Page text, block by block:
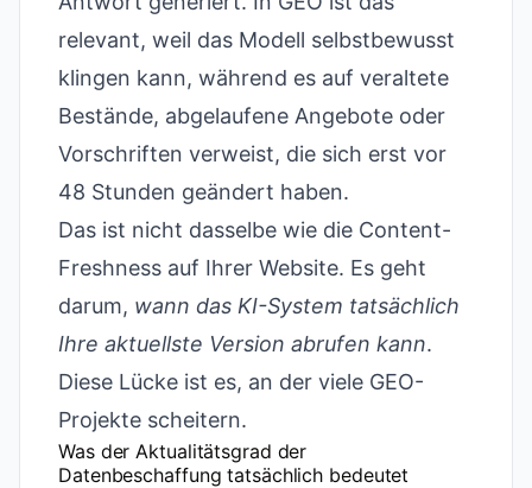
relevant, weil das Modell selbstbewusst
klingen kann, während es auf veraltete
Bestände, abgelaufene Angebote oder
Vorschriften verweist, die sich erst vor
48 Stunden geändert haben.
Das ist nicht dasselbe wie die Content-
Freshness auf Ihrer Website. Es geht
darum, wann das KI-System tatsächlich
Ihre aktuellste Version abrufen kann.
Diese Lücke ist es, an der viele GEO-
Projekte scheitern.
Was der Aktualitätsgrad der
Datenbeschaffung tatsächlich bedeutet